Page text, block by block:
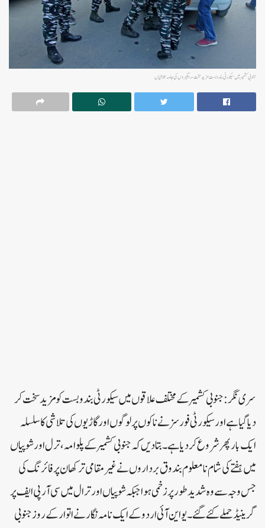
جنوبی کشمیر میں سیکورٹی بندوبست مزید سخت، راہگیروں کی جامہ تلاشیاں
سری نگر:جنوبی کشمیر کے مختلف علاقوں میں سیکورٹی بند وبست کو مزید سخت کر
دیا گیا ہے اور سیکورٹی فورسز نے ناکوں پر لوگوں اور گاڑیوں کی تلاشی کا سلسلہ
ایک بار پھر شروع کر دیا ہے۔بتادیں کہ جنوبی کشمیر کے پلوامہ، ترل اور شوپیاں
میں ہفتے کی شام نامعلوم بندوق برداروں نے غیر مقامی ترکھان پر فائرنگ کی
جس وجہ سے وہ شدید طورپر زخمی ہوا جبکہ شوپیاں اور ترال میں سی آر پی ایف پر
گرینیڈ حملے کئے گئے ۔یو این آئی اردو کے ایک نامہ نگار نے اتوارکے روز جنوبی